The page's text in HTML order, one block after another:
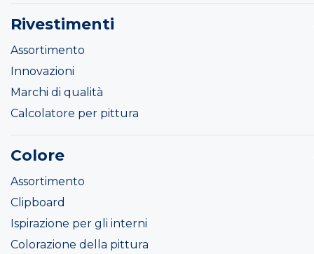
Rivestimenti
Assortimento
Innovazioni
Marchi di qualità
Calcolatore per pittura
Colore
Assortimento
Clipboard
Ispirazione per gli interni
Colorazione della pittura